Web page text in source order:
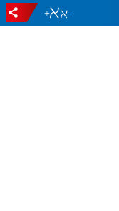
-
+